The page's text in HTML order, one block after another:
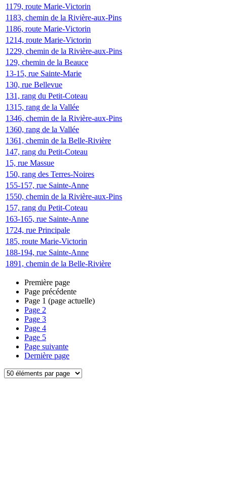
1179, route Marie-Victorin
1183, chemin de la Rivière-aux-Pins
1186, route Marie-Victorin
1214, route Marie-Victorin
1229, chemin de la Rivière-aux-Pins
129, chemin de la Beauce
13-15, rue Sainte-Marie
130, rue Bellevue
131, rang du Petit-Coteau
1315, rang de la Vallée
1346, chemin de la Rivière-aux-Pins
1360, rang de la Vallée
1361, chemin de la Belle-Rivière
147, rang du Petit-Coteau
15, rue Massue
150, rang des Terres-Noires
155-157, rue Sainte-Anne
1550, chemin de la Rivière-aux-Pins
157, rang du Petit-Coteau
163-165, rue Sainte-Anne
1724, rue Principale
185, route Marie-Victorin
188-194, rue Sainte-Anne
1891, chemin de la Belle-Rivière
Première page
Page précédente
Page 1 (page actuelle)
Page 2
Page 3
Page 4
Page 5
Page suivante
Dernière page